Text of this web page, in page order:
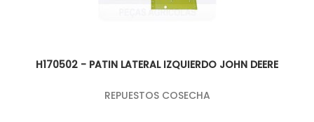
H170502 - PATIN LATERAL IZQUIERDO JOHN DEERE
REPUESTOS COSECHA